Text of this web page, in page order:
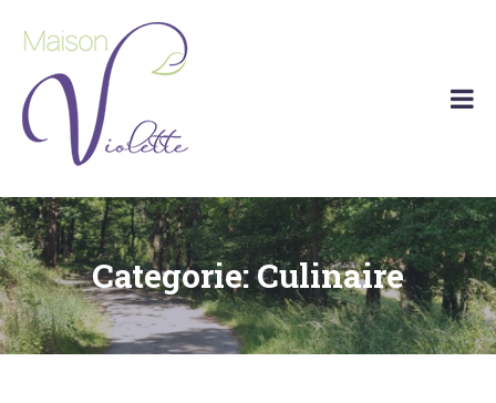
content
Maison
Violette
Vakantiehuis
Barvaux
(Durbuy)
Categorie:Culinaire